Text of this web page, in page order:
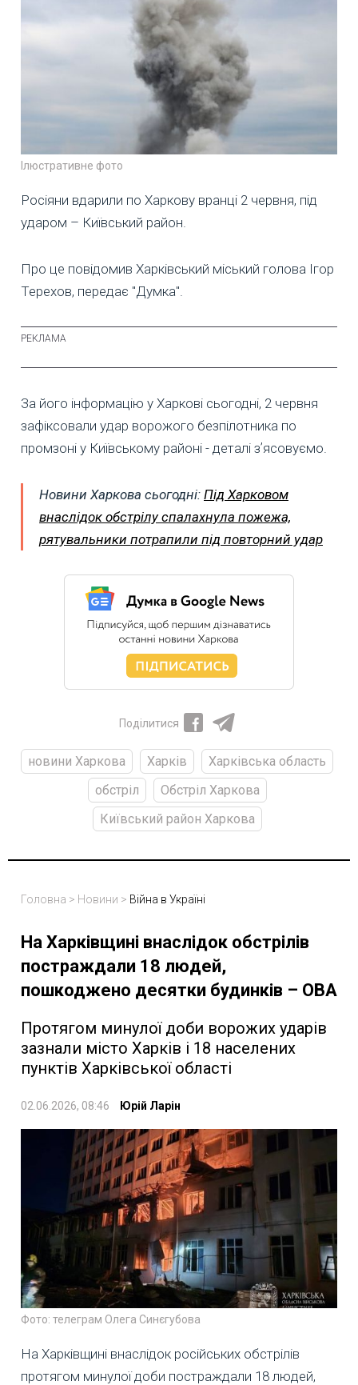
Ілюстративне фото
Росіяни вдарили по Харкову вранці 2 червня, під
ударом – Київський район.
Про це повідомив Харківський міський голова Ігор
Терехов, передає "Думка".
За його інформацію у Харкові сьогодні, 2 червня
зафіксовали удар ворожого безпілотника по
промзоні у Київському районі - деталі зʼясовуємо.
Новини Харкова сьогодні: Під Харковом
внаслідок обстрілу спалахнула пожежа,
рятувальники потрапили під повторний удар
Поділитися
новини Харкова Харків
Харківська область
обстріл
Обстріл Харкова
Київський район Харкова
Головна > Новини > Війна в Україні
На Харківщині внаслідок обстрілів
постраждали 18 людей,
пошкоджено десятки будинків – ОВА
Протягом минулої доби ворожих ударів
зазнали місто Харків і 18 населених
пунктів Харківської області
02.06.2026, 08:46 Юрій Ларін
Фото: телеграм Олега Синєгубова
На Харківщині внаслідок російських обстрілів
протягом минулої доби постраждали 18 людей,